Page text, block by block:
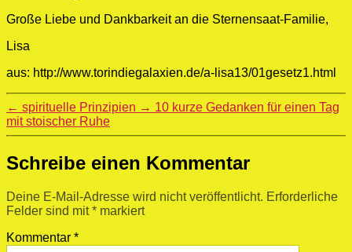
Große Liebe und Dankbarkeit an die Sternensaat-Familie,
Lisa
aus: http://www.torindiegalaxien.de/a-lisa13/01gesetz1.html
← spirituelle Prinzipien → 10 kurze Gedanken für einen Tag
mit stoischer Ruhe
Schreibe einen Kommentar
Deine E-Mail-Adresse wird nicht veröffentlicht. Erforderliche
Felder sind mit* markiert
Kommentar *